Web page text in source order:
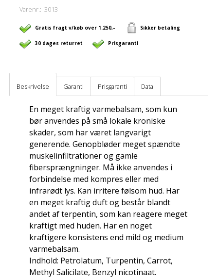
Varenr.:3013
Gratis fragt v/køb over 1.250,- Sikker betaling
30 dages returret Prisgaranti
Beskrivelse Garanti Prisgaranti Data
En meget kraftig varmebalsam, som kun
bør anvendes på små lokale kroniske
skader, som har været langvarigt
generende. Genopbløder meget spændte
muskelinfiltrationer og gamle
fibersprængninger. Må ikke anvendes i
forbindelse med kompres eller med
infrarødt lys. Kan irritere følsom hud. Har
en meget kraftig duft og består blandt
andet af terpentin, som kan reagere meget
kraftigt med huden. Har en noget
kraftigere konsistens end mild og medium
varmebalsam.
Indhold: Petrolatum, Turpentin, Carrot,
Methyl Salicilate, Benzyl nicotinaat.